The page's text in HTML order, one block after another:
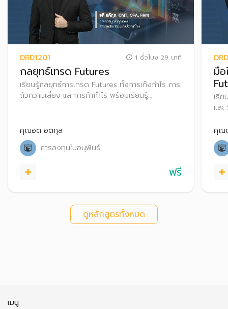
DRD1201 1 ชั่วโมง 29 นาที
กลยุทธ์เทรด Futures
เรียนรู้กลยุทธ์การเทรด Futures ทั้งการเก็งกําไร การ
ถัวความเสี่ยง และการค้ากําไร พร้อมเรียนรู้
คุณอติ อติกุล
การลงทุนในอนุพันธ์
ฟรี
มื
เรี
แล
คุณ
ดูหลักสูตรทั้งหมด
เมนู